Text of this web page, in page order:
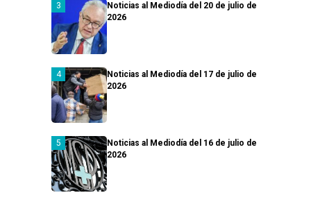
Noticias al Mediodía del 20 de julio de
2026
Noticias al Mediodía del 17 de julio de
2026
Noticias al Mediodía del 16 de julio de
2026